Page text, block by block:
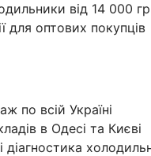
від 14 000
для оптових покупців
по всій Україні
в Одесі та Києві